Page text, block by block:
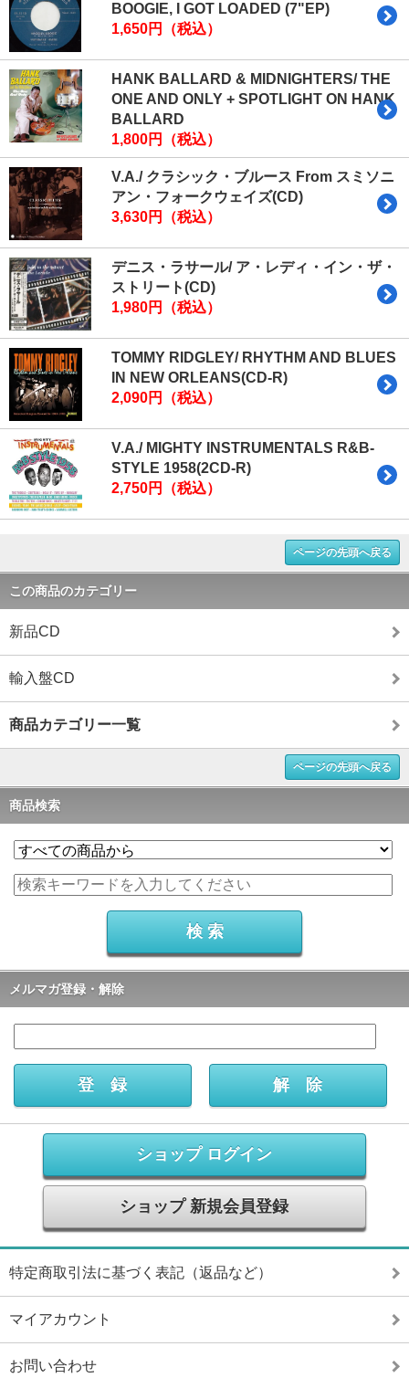
BOOGIE, I GOT LOADED (7"EP)
1,650円（税込）
HANK BALLARD & MIDNIGHTERS/ THE
ONE AND ONLY + SPOTLIGHT ON HANK
BALLARD
1,800円（税込）
V.A./ クラシック・ブルース From スミソニ
アン・フォークウェイズ(CD)
3,630円（税込）
デニス・ラサール/ ア・レディ・イン・ザ・
ストリート(CD)
1,980円（税込）
TOMMY RIDGLEY/ RHYTHM AND BLUES
IN NEW ORLEANS(CD-R)
2,090円（税込）
V.A./ MIGHTY INSTRUMENTALS R&B-
STYLE 1958(2CD-R)
2,750円（税込）
ページの先頭へ戻る
この商品のカテゴリー
新品CD
輸入盤CD
商品カテゴリー一覧
ページの先頭へ戻る
商品検索
メルマガ登録・解除
ショップ ログイン
ショップ 新規会員登録
特定商取引法に基づく表記（返品など）
マイアカウント
お問い合わせ